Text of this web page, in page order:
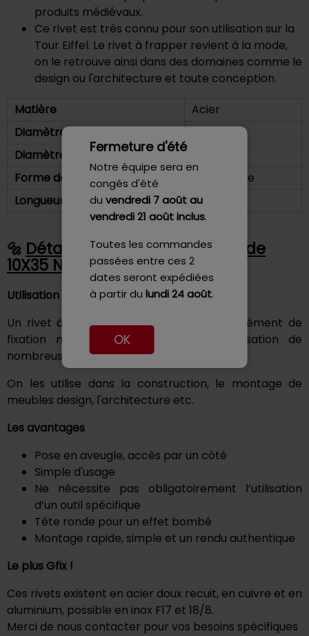
Fermeture d'été
Notre équipe sera en
congés d'été
du vendredi 7 aoûtau
vendredi 21 août inclus.
Toutes les commandes
passées entre ces 2
dates seront expédiées
à partir du lundi 24 août.
OK
produits médiévaux.
Ce rivet est très connu pour son utilisation sur la
Tour Eiffel. Le rivet à frapper revient à la mode,
on le retrouve ainsi dans des domaines comme le
design ou l'architecture et toute conception.
Matière
Acier
Diamètre de tête
Diamètre de tige
Forme de la tête
Tête Ronde
Longueur sous tête
35 mm
Détails - Rivet Plein Tête Ronde
10X35 NFE 27153 - Gfix
Utilisation
Un rivet à frapper à tête ronde est un élément de
fixation mécanique qui permet la réalisation de
nombreuses applications
On les utilise dans la construction, le montage de
meubles design, l'architecture etc.
Les avantages
Pose en aveugle, accès par un côté
Simple d'usage
Ne nécessite pas obligatoirement l’utilisation
d’un outil spécifique
Tête ronde pour un effet bombé
Montage rapide, simple et un rendu authentique
Le plus Gfix !
Ces rivets existent en acier doux recuit, en cuivre et en
aluminium, possible en inox F17 et 18/8.
Merci de nous contacter pour vos besoins spécifiques